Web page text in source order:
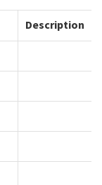
Description